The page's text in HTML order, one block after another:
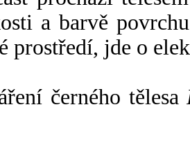
a barvě
prostředí, jde o
černého tělesa